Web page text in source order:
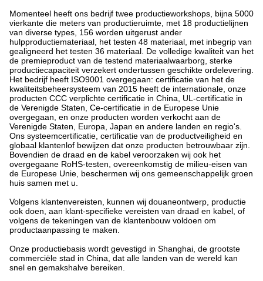
Momenteel heeft ons bedrijf twee productieworkshops, bijna 5000
vierkante die meters van productieruimte, met 18 productielijnen
van diverse types, 156 worden uitgerust ander
hulpproductiemateriaal, het testen 48 materiaal, met inbegrip van
gealigneerd het testen 36 materiaal. De volledige kwaliteit van het
de premieproduct van de testend materiaalwaarborg, sterke
productiecapaciteit verzekert ondertussen geschikte ordelevering.
Het bedrijf heeft ISO9001 overgegaan: certificatie van het de
kwaliteitsbeheersysteem van 2015 heeft de internationale, onze
producten CCC verplichte certificatie in China, UL-certificatie in
de Verenigde Staten, Ce-certificatie in de Europese Unie
overgegaan, en onze producten worden verkocht aan de
Verenigde Staten, Europa, Japan en andere landen en regio's.
Ons systeemcertificatie, certificatie van de productveiligheid en
globaal klantenlof bewijzen dat onze producten betrouwbaar zijn.
Bovendien de draad en de kabel veroorzaken wij ook het
overgegaane RoHS-testen, overeenkomstig de milieu-eisen van
de Europese Unie, beschermen wij ons gemeenschappelijk groen
huis samen met u.
Volgens klantenvereisten, kunnen wij douaneontwerp, productie
ook doen, aan klant-specifieke vereisten van draad en kabel, of
volgens de tekeningen van de klantenbouw voldoen om
productaanpassing te maken.
Onze productiebasis wordt gevestigd in Shanghai, de grootste
commerciële stad in China, dat alle landen van de wereld kan
snel en gemakshalve bereiken.